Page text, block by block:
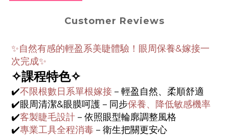
Customer Reviews
✨自然有感的輕盈系美睫體驗！眼周保養&嫁接一
次完成✨
✧課程特色✧
✔️不限根數日系單根嫁接 －輕盈自然、柔順舒適
✔️眼周清潔&眼膜呵護－同步保養、降低敏感機率
✔️客製睫毛設計 －依照眼型輪廓調整風格
✔️專業工具全程消毒 －衛生把關更安心